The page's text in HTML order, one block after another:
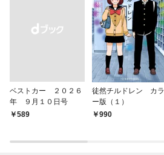
ベストカー ２０２６
年 ９月１０日号
￥589
徒然チルドレン カラ
ー版（１）
990